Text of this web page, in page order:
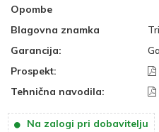
Opombe
Blagovna znamka
Garancija:
Prospekt:
Tehnična navodila:
Na zalogi pri dobavitelju